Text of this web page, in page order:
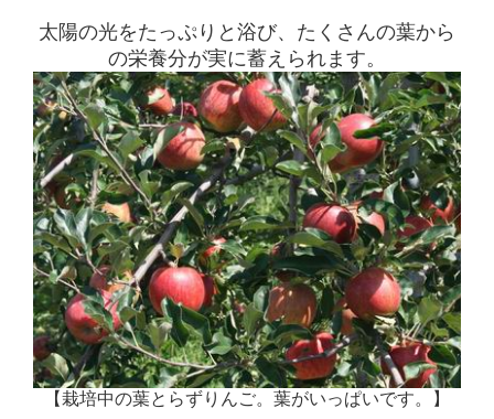
太陽の光をたっぷりと浴び、たくさんの葉から
の栄養分が実に蓄えられます。
【栽培中の葉とらずりんご。葉がいっぱいです。】